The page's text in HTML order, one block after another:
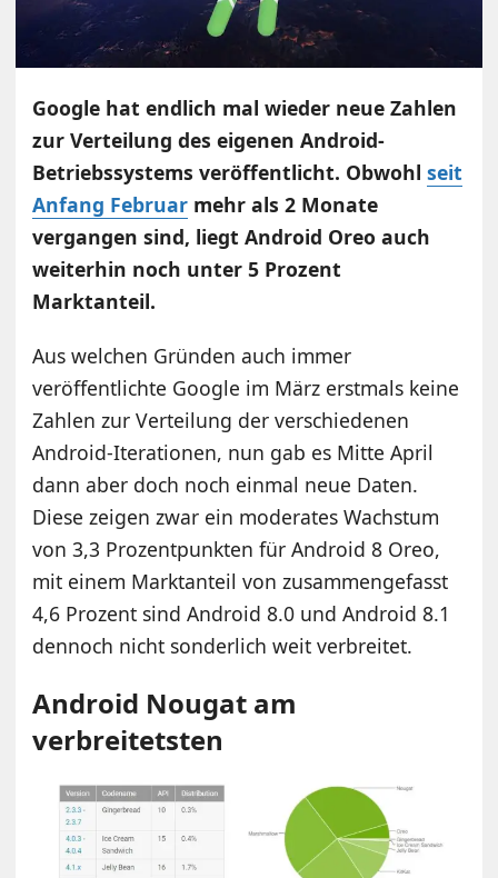
Google hat endlich mal wieder neue Zahlen
zur Verteilung des eigenen Android-
Betriebssystems veröffentlicht. Obwohlseit
Anfang Februar mehr als 2 Monate
vergangen sind, liegt Android Oreo auch
weiterhin noch unter 5 Prozent
Marktanteil.
Aus welchen Gründen auch immer
veröffentlichte Google im März erstmals keine
Zahlen zur Verteilung der verschiedenen
Android-Iterationen, nun gab es Mitte April
dann aber doch noch einmal neue Daten.
Diese zeigen zwar ein moderates Wachstum
von 3,3 Prozentpunkten für Android 8 Oreo,
mit einem Marktanteil von zusammengefasst
4,6 Prozent sind Android 8.0 und Android 8.1
dennoch nicht sonderlich weit verbreitet.
Android Nougat am
verbreitetsten